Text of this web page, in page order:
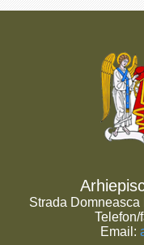
Strada
Telefon/
Email: